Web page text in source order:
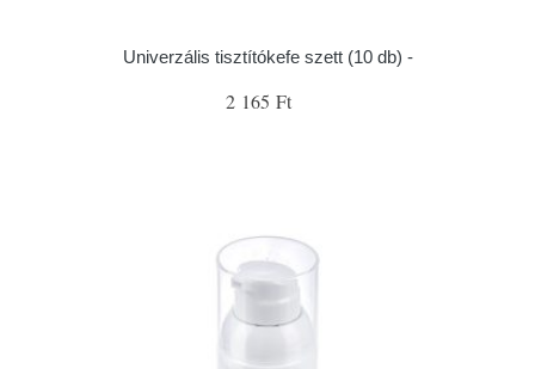
Univerzális tisztítókefe szett (10 db) -
2 165 Ft